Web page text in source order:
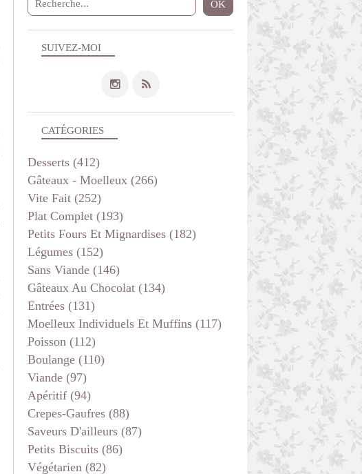
SUIVEZ-MOI
CATÉGORIES
Desserts (412)
Gâteaux - Moelleux (266)
Vite Fait (252)
Plat Complet (193)
Petits Fours Et Mignardises (182)
Légumes (152)
Sans Viande (146)
Gâteaux Au Chocolat (134)
Entrées (131)
Moelleux Individuels Et Muffins (117)
Poisson (112)
Boulange (110)
Viande (97)
Apéritif (94)
Crepes-Gaufres (88)
Saveurs D'ailleurs (87)
Petits Biscuits (86)
Végétarien (82)